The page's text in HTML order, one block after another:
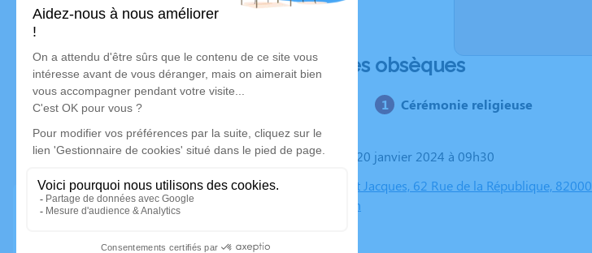
Déroulé des obsèques
Cérémonie religieuse
Le samedi 20 janvier 2024 à 09h30
Eglise Saint Jacques, 62 Rue de la République, 82000
Montauban